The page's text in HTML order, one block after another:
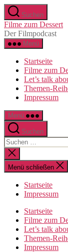
Zum
Inhalt
springen
Suchen
Filme zum Dessert
Der Filmpodcast
Menü
Startseite
Filme zum
Let’s talk
Themen-
Impressum
Menü
Suchen
Suchen
nach:
Suche
schließen
Menü schließen
Startseite
Impressum
Startseite
Filme zum
Let’s talk
Themen-
Impressum